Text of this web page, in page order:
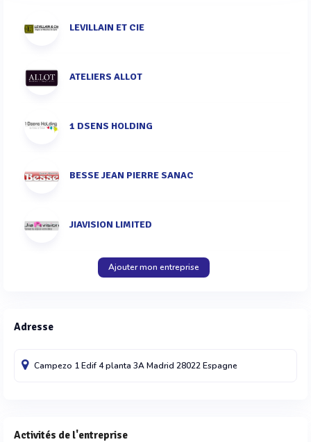
LEVILLAIN ET CIE
ATELIERS ALLOT
1 DSENS HOLDING
BESSE JEAN PIERRE SANAC
JIAVISION LIMITED
Ajouter mon entreprise
Adresse
Campezo 1 Edif 4 planta 3AMadrid 28022Espagne
Activités de l'entreprise